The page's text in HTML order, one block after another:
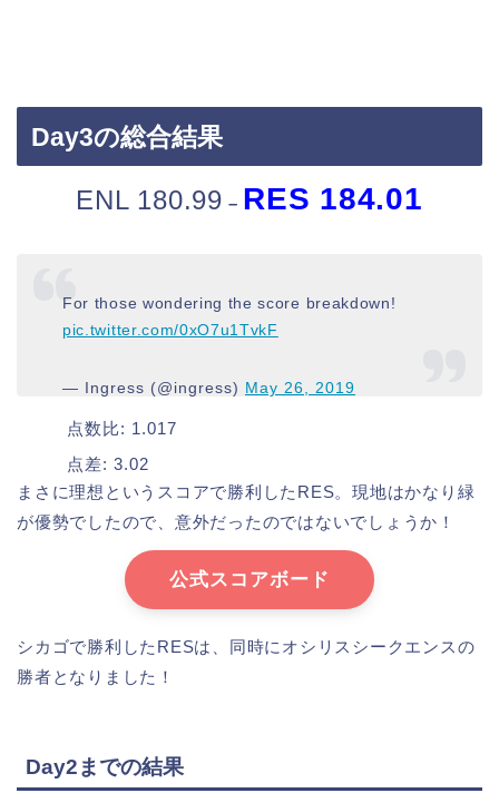
Day3の総合結果
ENL 180.99 – RES 184.01
For those wondering the score breakdown!
pic.twitter.com/0xO7u1TvkF
— Ingress (@ingress) May 26, 2019
点数比: 1.017
点差: 3.02
まさに理想というスコアで勝利したRES。現地はかなり緑
が優勢でしたので、意外だったのではないでしょうか！
公式スコアボード
シカゴで勝利したRESは、同時にオシリスシークエンスの
勝者となりました！
Day2までの結果